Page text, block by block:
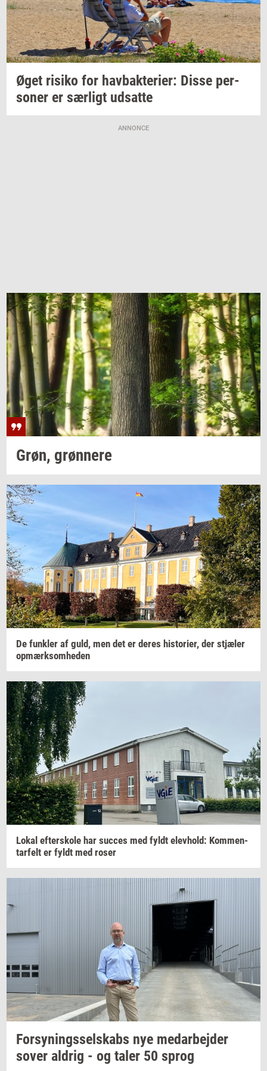
Øget ri­si­ko for hav­bak­te­ri­er: Disse per­
so­ner er sær­ligt ud­sat­te
ANNONCE
Grøn, grøn­ne­re
De funk­ler af guld, men det er deres hi­sto­ri­er, der stjæ­ler
op­mærk­som­he­den
Lokal ef­ter­sko­le har suc­ces med fyldt elev­hold: Kom­men­
tar­felt er fyldt med roser
For­sy­nings­sel­skabs nye me­d­ar­bej­der
sover al­drig - og taler 50 sprog